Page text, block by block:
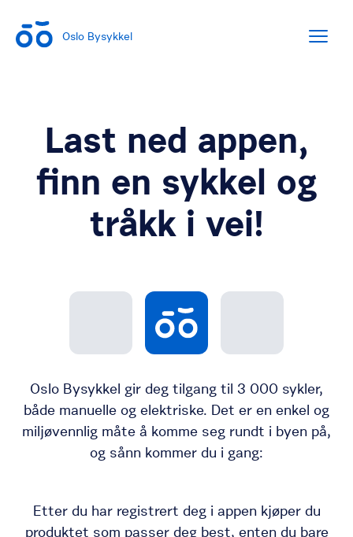
Oslo Bysykkel
Last ned appen,
finn en sykkel og
tråkk i vei!
Oslo Bysykkel gir deg tilgang til 3 000 sykler,
både manuelle og elektriske. Det er en enkel og
miljøvennlig måte å komme seg rundt i byen på,
og sånn kommer du i gang:
Etter du har registrert deg i appen kjøper du
produktet som passer deg best, enten du bare